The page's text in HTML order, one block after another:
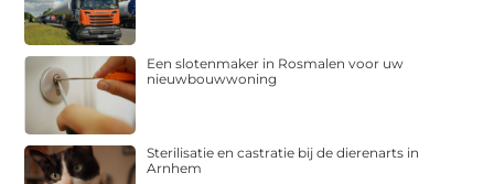
Een slotenmaker in Rosmalen voor uw
nieuwbouwwoning
Sterilisatie en castratie bij de dierenarts in
Arnhem